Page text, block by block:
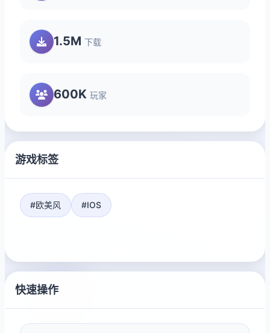
1.5M 下载
600K 玩家
游戏标签
#欧美风 #IOS
快速操作